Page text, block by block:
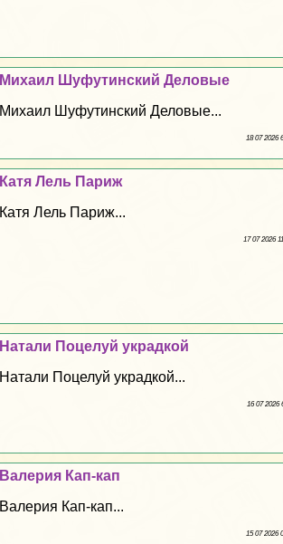
Михаил Шуфутинский Деловые
Михаил Шуфутинский Деловые...
18 07 2026
Катя Лель Париж
Катя Лель Париж...
17 07 2026
Натали Поцелуй украдкой
Натали Поцелуй украдкой...
16 07 2026
Валерия Кап-кап
Валерия Кап-кап...
15 07 2026